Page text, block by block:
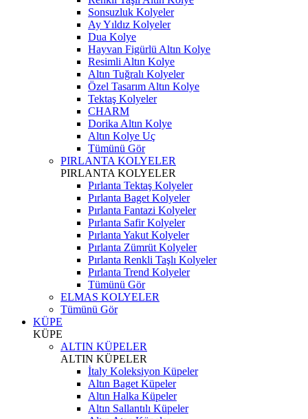
Sonsuzluk Kolyeler
Ay Yıldız Kolyeler
Dua Kolye
Hayvan Figürlü Altın Kolye
Resimli Altın Kolye
Altın Tuğralı Kolyeler
Özel Tasarım Altın Kolye
Tektaş Kolyeler
CHARM
Dorika Altın Kolye
Altın Kolye Uç
Tümünü Gör
PIRLANTA KOLYELER
PIRLANTA KOLYELER
Pırlanta Tektaş Kolyeler
Pırlanta Baget Kolyeler
Pırlanta Fantazi Kolyeler
Pırlanta Safir Kolyeler
Pırlanta Yakut Kolyeler
Pırlanta Zümrüt Kolyeler
Pırlanta Renkli Taşlı Kolyeler
Pırlanta Trend Kolyeler
Tümünü Gör
ELMAS KOLYELER
Tümünü Gör
KÜPE
KÜPE
ALTIN KÜPELER
ALTIN KÜPELER
İtaly Koleksiyon Küpeler
Altın Baget Küpeler
Altın Halka Küpeler
Altın Sallantılı Küpeler